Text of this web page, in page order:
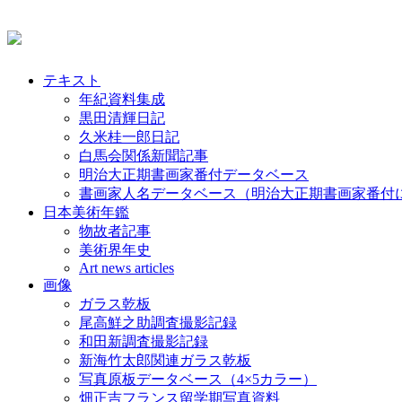
テキスト
年紀資料集成
黒田清輝日記
久米桂一郎日記
白馬会関係新聞記事
明治大正期書画家番付データベース
書画家人名データベース（明治大正期書画家番付
日本美術年鑑
物故者記事
美術界年史
Art news articles
画像
ガラス乾板
尾高鮮之助調査撮影記録
和田新調査撮影記録
新海竹太郎関連ガラス乾板
写真原板データベース（4×5カラー）
畑正吉フランス留学期写真資料